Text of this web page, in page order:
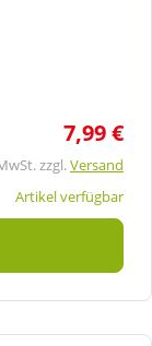
7,99 €
zzgl.Versand
Artikel verfügbar